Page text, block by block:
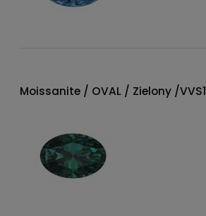
Moissanite / OVAL / Zielony /VVS1